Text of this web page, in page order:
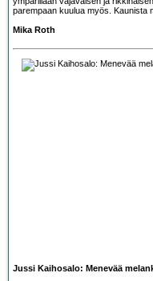
parempaan kuulua myös. Kaunista
Mika Roth
Jussi Kaihosalo: Menevää